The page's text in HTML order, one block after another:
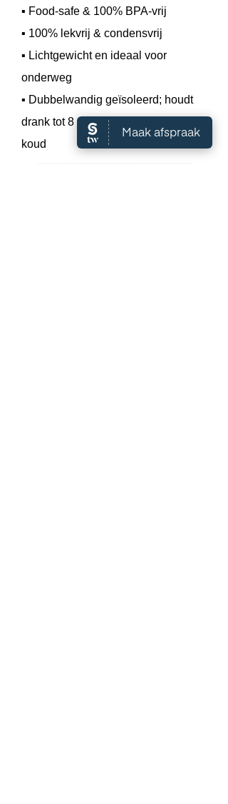
▪ Food-safe & 100% BPA-vrij
▪ 100% lekvrij & condensvrij
▪ Lichtgewicht en ideaal voor
onderweg
▪ Dubbelwandig geïsoleerd; houdt
drank tot 8 uur warm en tot 10 uur
koud